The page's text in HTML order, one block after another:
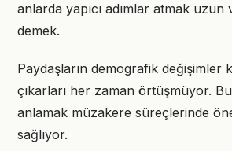
anlarda yapıcı adımlar atmak uzun
demek.
Paydaşların demografik değişimler
çıkarları her zaman örtüşmüyor.
anlamak müzakere süreçlerinde
sağlıyor.